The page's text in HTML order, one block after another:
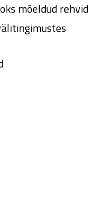
mõeldud rehvid